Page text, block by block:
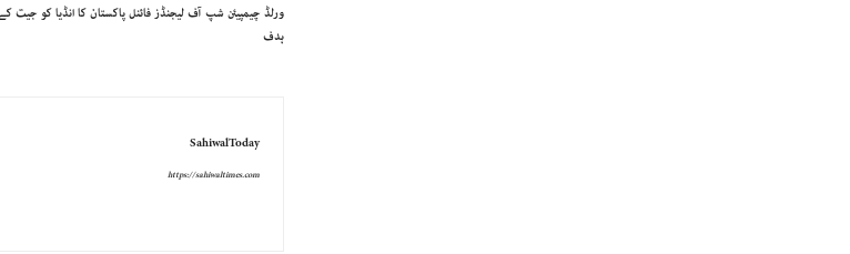
ہدف
SahiwalToday
https://sahiwaltimes.com